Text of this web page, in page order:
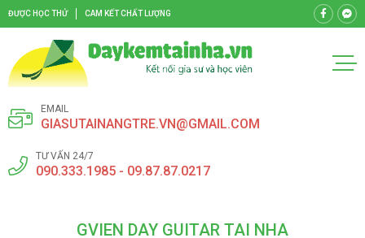
ĐƯỢC HỌC THỬ CAM KẾT CHẤT LƯỢNG
EMAIL
GIASUTAINANGTRE.VN@GMAIL.COM
TƯ VẤN 24/7
090.333.1985 - 09.87.87.0217
GVIEN DAY GUITAR TAI NHA